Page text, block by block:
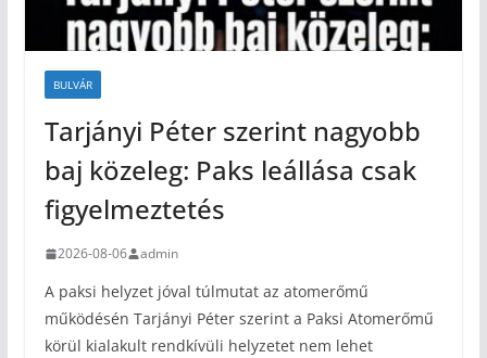
BULVÁR
Tarjányi Péter szerint nagyobb
baj közeleg: Paks leállása csak
figyelmeztetés
2026-08-06 admin
A paksi helyzet jóval túlmutat az atomerőmű
működésén Tarjányi Péter szerint a Paksi Atomerőmű
körül kialakult rendkívüli helyzetet nem lehet